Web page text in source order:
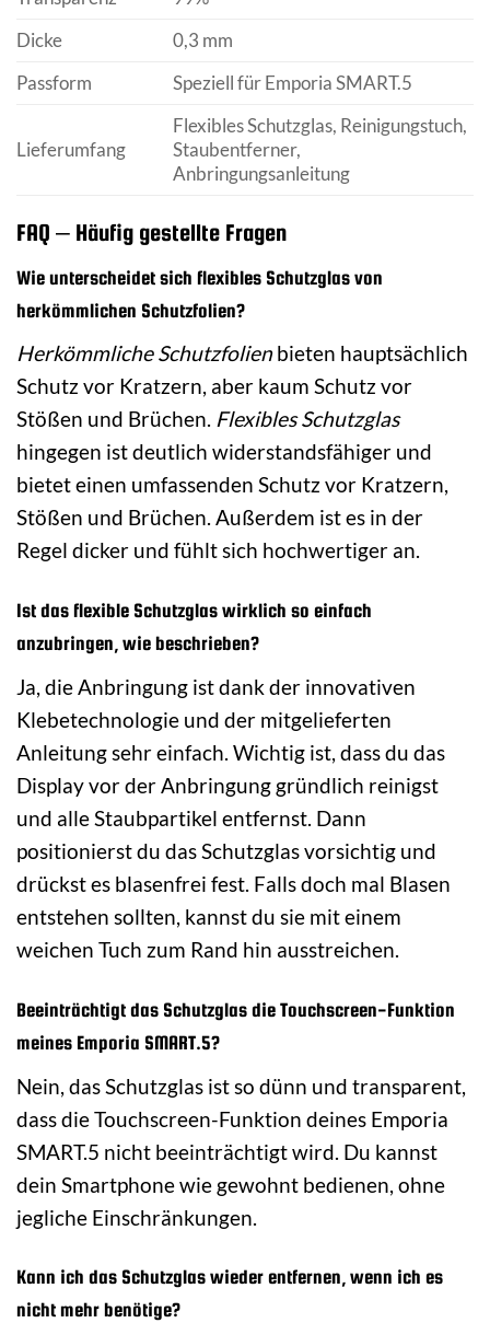
Dicke
0,3 mm
Passform
Speziell für Emporia SMART.5
Lieferumfang
Flexibles Schutzglas, Reinigungstuch,
Staubentferner,
Anbringungsanleitung
FAQ – Häufig gestellte Fragen
Wie unterscheidet sich flexibles Schutzglas von
herkömmlichen Schutzfolien?
Herkömmliche Schutzfolienbieten hauptsächlich
Schutz vor Kratzern, aber kaum Schutz vor
Stößen und Brüchen. Flexibles Schutzglas
hingegen ist deutlich widerstandsfähiger und
bietet einen umfassenden Schutz vor Kratzern,
Stößen und Brüchen. Außerdem ist es in der
Regel dicker und fühlt sich hochwertiger an.
Ist das flexible Schutzglas wirklich so einfach
anzubringen, wie beschrieben?
Ja, die Anbringung ist dank der innovativen
Klebetechnologie und der mitgelieferten
Anleitung sehr einfach. Wichtig ist, dass du das
Display vor der Anbringung gründlich reinigst
und alle Staubpartikel entfernst. Dann
positionierst du das Schutzglas vorsichtig und
drückst es blasenfrei fest. Falls doch mal Blasen
entstehen sollten, kannst du sie mit einem
weichen Tuch zum Rand hin ausstreichen.
Beeinträchtigt das Schutzglas die Touchscreen-Funktion
meines Emporia SMART.5?
Nein, das Schutzglas ist so dünn und transparent,
dass die Touchscreen-Funktion deines Emporia
SMART.5 nicht beeinträchtigt wird. Du kannst
dein Smartphone wie gewohnt bedienen, ohne
jegliche Einschränkungen.
Kann ich das Schutzglas wieder entfernen, wenn ich es
nicht mehr benötige?